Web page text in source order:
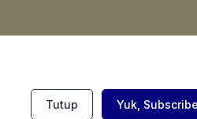
Tutup Yuk,